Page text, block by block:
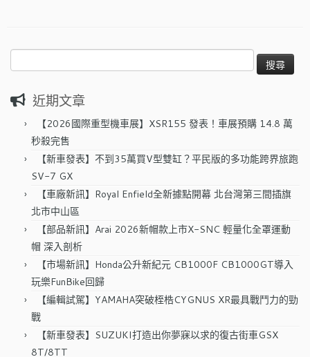
尋
鍵
近期文章
【2026國際重型機車展】XSR155 發表！車展預購 14.8 萬
秒殺完售
【新車發表】不到35萬買V型雙缸？平民版的多功能跨界旅跑
SV-7 GX
【車廠新訊】Royal Enfield全新據點開幕 北台灣第三間插旗
北市中山區
【部品新訊】Arai 2026新帽款上市X-SNC 輕量化全罩運動
帽 深入剖析
【市場新訊】Honda公升新紀元 CB1000F CB1000GT導入
玩樂FunBike回歸
【編輯試駕】YAMAHA突破桎梏CYGNUS XR最具戰鬥力的勁
戰
【新車發表】SUZUKI打造出你夢寐以求的復古街車GSX
8T/8TT